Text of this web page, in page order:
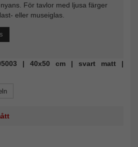
För tavlor med ljusa färger
eller museiglas.
| 40x50 cm | svart matt |